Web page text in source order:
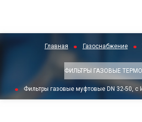
Главная Газоснабжение
ФИЛЬТРЫ ГАЗОВЫЕ
Фильтры газовые муфтовые DN 32-50, с